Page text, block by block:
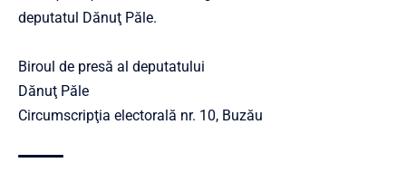
deputatul Dănuţ Păle.
Biroul de presă al deputatului
Dănuţ Păle
Circumscripţia electorală nr. 10, Buzău